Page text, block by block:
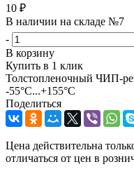
10 ₽
В наличии на складе №7
-
В корзину
Купить в 1 клик
Толстопленочный ЧИП-
-55°С...+155°С
Поделиться
Цена действительна
отличаться от цен в